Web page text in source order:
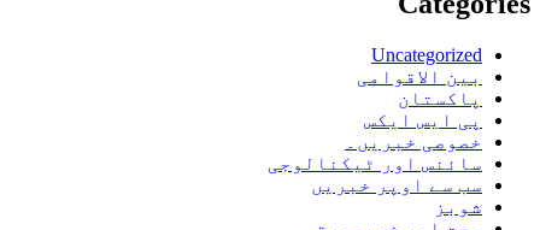
Uncategorized
بین الاقوامی
پاکستان
پی ایس ایکس
خصوصی خبریں۔
سائنس اور ٹیکنالوجی
سب سے اوپر خبریں
شوبز